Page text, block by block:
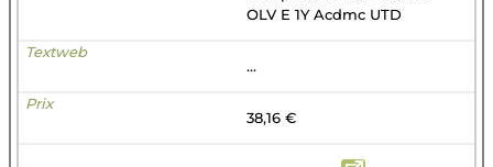
OLV E 1Y Acdmc UTD
...
38,16 €